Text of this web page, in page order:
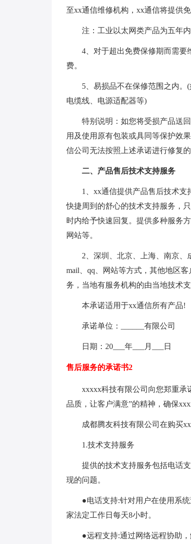
至xx通信维修机构，xx通信将提供
注：工业以太网类产品为五年内
4、对于超出免费保修期而需要
费。
5、易损品不在保修范围之内。(
电缆线、电源适配器等)
特别说明：如您将受损产品送回
用及使用原有包装或具同等保护效
信公司无法按照上述承诺进行修复
二、产品售后技术支持服务
1、xx通信提供产品售后技术支
快捷周到的舒心的技术支持服务，
时内给予快速回复。提供多种服务
网站等。
2、深圳、北京、上海、南京、
mail、qq、网站等方式，其他地区
务，当地有服务机构的由当地技术
本承诺适用于xx通信所有产品!
承诺单位：______有限公司
日期：20___年___月___日
售后服务的承诺书2
xxxxx科技有限公司向您郑重承诺
品质，让客户满意”的精神，确保
成都腾友科技有限公司在购买
1.技术支持服务
提供的技术支持服务包括电话支
现的问题。
●电话支持:针对用户在使用系统
家法定工作日每天8小时。
●远程支持:通过网络远程协助，